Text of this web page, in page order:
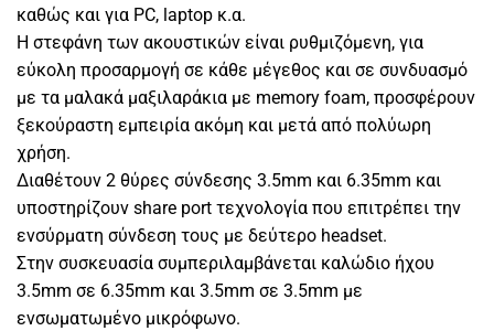
καθώς και για PC, laptop κ.α.
Η στεφάνη των ακουστικών είναι ρυθμιζόμενη, για
εύκολη προσαρμογή σε κάθε μέγεθος και σε συνδυασμό
με τα μαλακά μαξιλαράκια με memory foam, προσφέρουν
ξεκούραστη εμπειρία ακόμη και μετά από πολύωρη
χρήση.
Διαθέτουν 2 θύρες σύνδεσης 3.5mm και 6.35mm και
υποστηρίζουν share port τεχνολογία που επιτρέπει την
ενσύρματη σύνδεση τους με δεύτερο headset.
Στην συσκευασία συμπεριλαμβάνεται καλώδιο ήχου
3.5mm σε 6.35mm και 3.5mm σε 3.5mm με
ενσωματωμένο μικρόφωνο.